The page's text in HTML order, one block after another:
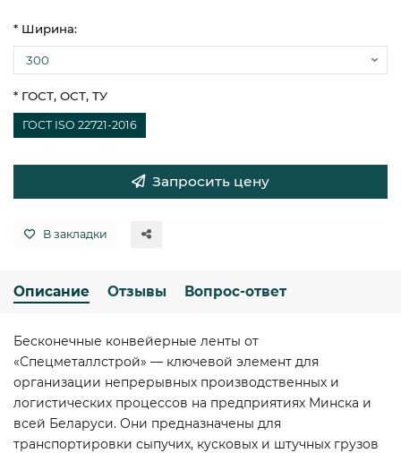
* Ширина:
* ГОСТ, ОСТ, ТУ
ГОСТ ISO 22721-2016
Запросить цену
В закладки
Описание Отзывы Вопрос-ответ
Бесконечные конвейерные ленты от
«Спецметаллстрой» — ключевой элемент для
организации непрерывных производственных и
логистических процессов на предприятиях Минска и
всей Беларуси. Они предназначены для
транспортировки сыпучих, кусковых и штучных грузов